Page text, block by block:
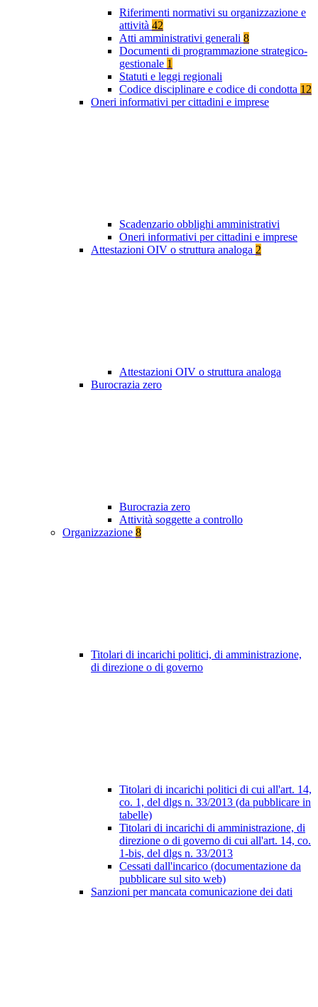
Riferimenti normativi su organizzazione e
attività 42
Atti amministrativi generali 8
Documenti di programmazione strategico-
gestionale 1
Statuti e leggi regionali
Codice disciplinare e codice di condotta 12
Oneri informativi per cittadini e imprese
Scadenzario obblighi amministrativi
Oneri informativi per cittadini e imprese
Attestazioni OIV o struttura analoga 2
Attestazioni OIV o struttura analoga
Burocrazia zero
Burocrazia zero
Attività soggette a controllo
Organizzazione 8
Titolari di incarichi politici, di amministrazione,
di direzione o di governo
Titolari di incarichi politici di cui all'art. 14,
co. 1, del dlgs n. 33/2013 (da pubblicare in
tabelle)
Titolari di incarichi di amministrazione, di
direzione o di governo di cui all'art. 14, co.
1-bis, del dlgs n. 33/2013
Cessati dall'incarico (documentazione da
pubblicare sul sito web)
Sanzioni per mancata comunicazione dei dati